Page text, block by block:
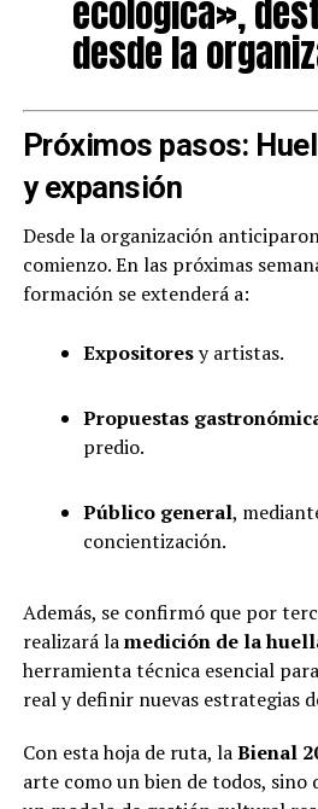
ecológica»,
desde la
Próximos pasos:
y expansión
Desde la organización
comienzo. En las próximas
formación se extenderá a:
Expositoresy artistas.
Propuestas
predio.
Público general,
concientización.
Además, se confirmó que por
realizará lamedición de la
herramienta técnica esencial
real y definir nuevas estrategias
Con esta hoja de ruta, laBienal
arte como un bien de todos, sino